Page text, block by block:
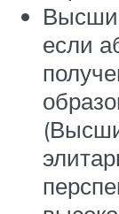
если